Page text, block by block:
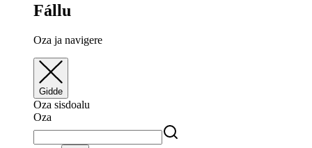
Fállu
Oza ja navigere
Gidde
Oza sisdoalu
Oza